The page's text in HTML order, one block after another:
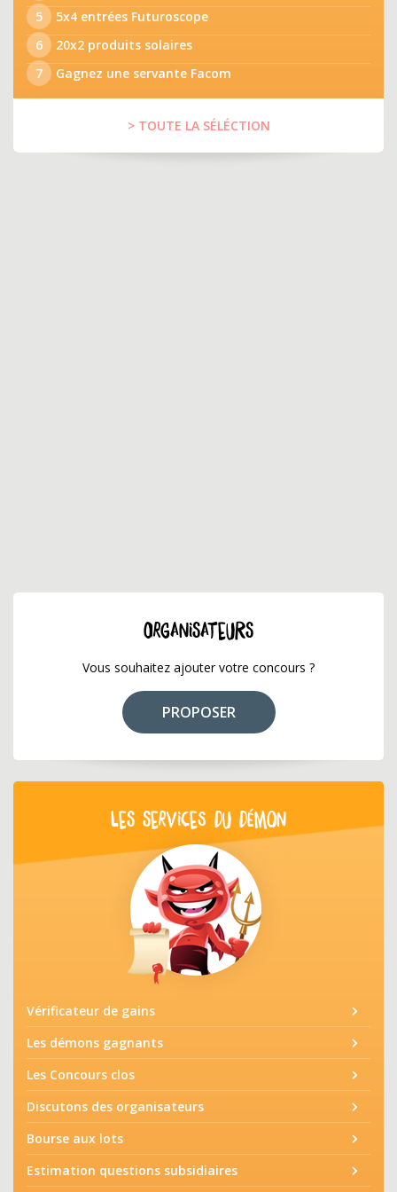
5
5x4 entrées Futuroscope
6
20x2 produits solaires
7
Gagnez une servante Facom
> TOUTE LA SÉLÉCTION
ORGANISATEURS
Vous souhaitez ajouter votre concours ?
PROPOSER
LES SERVICES DU DÉMON
Vérificateur de gains
Les démons gagnants
Les Concours clos
Discutons des organisateurs
Bourse aux lots
Estimation questions subsidiaires